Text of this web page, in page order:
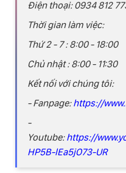
Điện thoại: 0934 812
Thời gian làm việc:
Thứ 2 - 7 : 8:00 - 18:00
Chủ nhật : 8:00 - 11:30
Kết nối với chúng tôi:
- Fanpage:https://
-
Youtube:https://
HP5B-lEa5jO73-UR